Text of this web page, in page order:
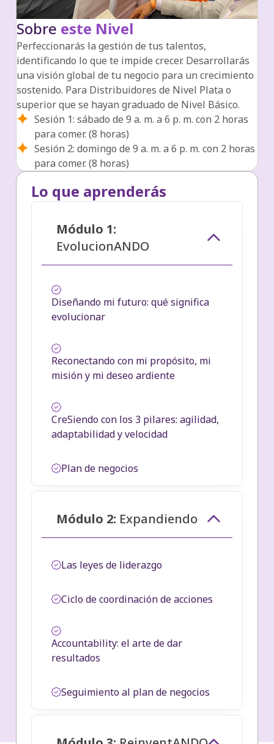
Sobre este Nivel
Perfeccionarás la gestión de tus talentos,
identificando lo que te impide crecer. Desarrollarás
una visión global de tu negocio para un crecimiento
sostenido. Para Distribuidores de Nivel Plata o
superior que se hayan graduado de Nivel Básico.
Sesión 1: sábado de 9 a. m. a 6 p. m. con 2 horas
para comer. (8 horas)
Sesión 2: domingo de 9 a. m. a 6 p. m. con 2 horas
para comer. (8 horas)
Lo que aprenderás
Módulo 1:
EvolucionANDO
Diseñando mi futuro: qué significa
evolucionar
Reconectando con mi propósito, mi
misión y mi deseo ardiente
CreSiendo con los 3 pilares: agilidad,
adaptabilidad y velocidad
Plan de negocios
Módulo 2: Expandiendo
Las leyes de liderazgo
Ciclo de coordinación de acciones
Accountability: el arte de dar
resultados
Seguimiento al plan de negocios